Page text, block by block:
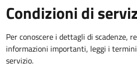
Condizioni di
Per conoscere i dettagli di scadenze,
informazioni importanti, leggi i
servizio.